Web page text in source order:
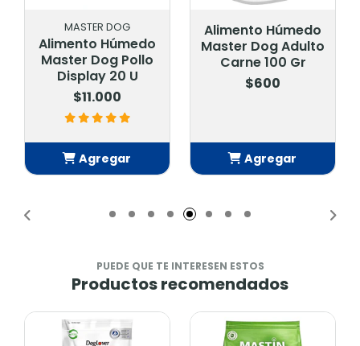
MASTER DOG
Alimento Húmedo
Master Dog Pollo
Display 20 U
$11.000
Agregar
Alimento Húmedo
Master Dog Adulto
Carne 100 Gr
$600
Agregar
PUEDE QUE TE INTERESEN ESTOS
Productos recomendados